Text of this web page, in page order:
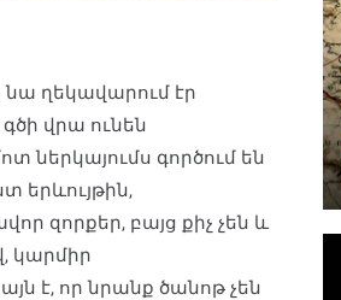
նա ղեկավարում էր
վրա ունեն
ներկայումս գործում են
երևույթին,
զորքեր, բայց քիչ չեն և
կարմիր
է, որ նրանք ծանոթ չեն